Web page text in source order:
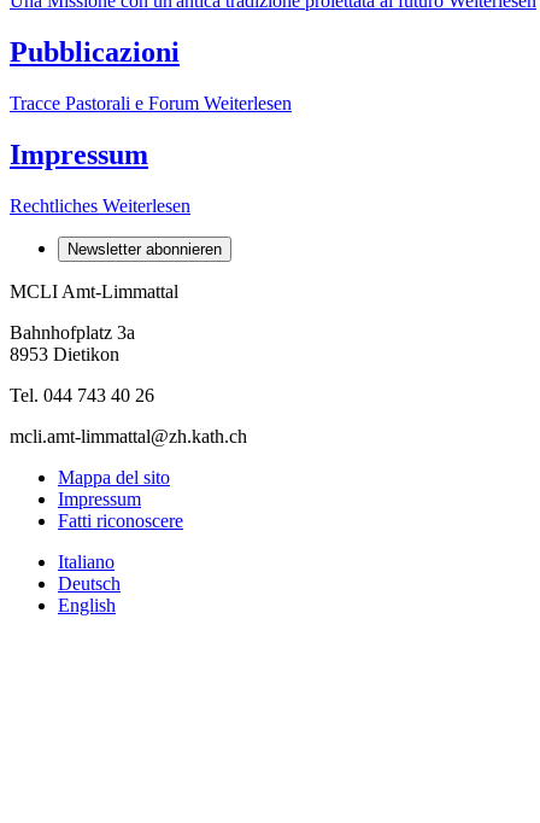
Pubblicazioni
Tracce Pastorali e Forum Weiterlesen
Impressum
Rechtliches Weiterlesen
Newsletter abonnieren
MCLI Amt-Limmattal
Bahnhofplatz 3a
8953 Dietikon
Tel. 044 743 40 26
mcli.amt-limmattal@zh.kath.ch
Mappa del sito
Impressum
Fatti riconoscere
Italiano
Deutsch
English